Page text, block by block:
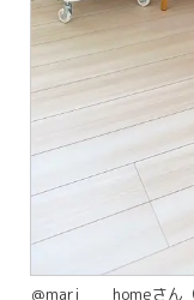
＠mari____homeさん